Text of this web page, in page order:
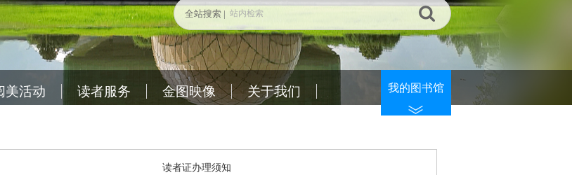
全站搜索 |
美活动 读者服务 金图映像 关于我们 我的图书馆
读者证办理须知